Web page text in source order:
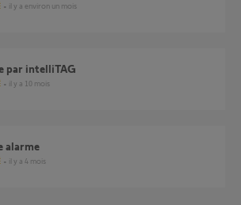
il y a environ un mois
par intelliTAG
il y a 10 mois
alarme
il y a 4 mois